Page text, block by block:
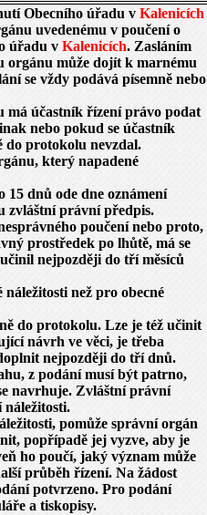
Obecního úřadu v Kalenicích
uvedenému v poučení o
úřadu v Kalenicích. Zasláním
orgánu může dojít k marnému
se vždy podává písemně nebo
účastník řízení právo podat
nebo pokud se účastník
do protokolu nevzdal.
který napadené
15 dnů ode dne oznámení
zvláštní právní předpis.
poučení nebo proto,
prostředek po lhůtě, má se
nejpozději do tří měsíců
než pro obecné
do protokolu. Lze je též učinit
návrh ve věci, je třeba
nejpozději do tří dnů.
z podání musí být patrno,
navrhuje. Zvláštní právní
náležitosti.
pomůže správní orgán
popřípadě jej vyzve, aby je
ho poučí, jaký význam může
průběh řízení. Na žádost
potvrzeno. Pro podání
a tiskopisy.